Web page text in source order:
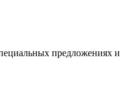
предложениях и